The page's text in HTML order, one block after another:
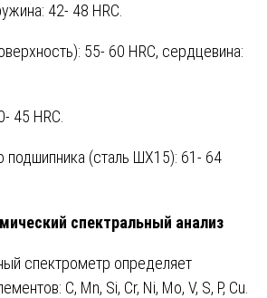
42- 48 HRC.
55- 60 HRC, сердцевина:
45 HRC.
подшипника (сталь ШХ15): 61- 64
спектральный анализ
спектрометр определяет
C, Mn, Si, Cr, Ni, Mo, V, S, P, Cu.